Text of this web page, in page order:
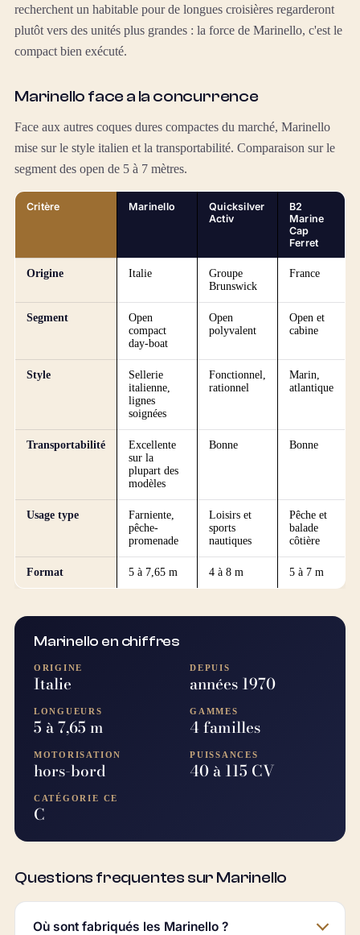
recherchent un habitable pour de longues croisières regarderont
plutôt vers des unités plus grandes : la force de Marinello, c'est le
compact bien exécuté.
Marinello face a la concurrence
Face aux autres coques dures compactes du marché, Marinello
mise sur le style italien et la transportabilité. Comparaison sur le
segment des open de 5 à 7 mètres.
Critère Marinello
Quicksilver
Activ
B2
Marine
Cap
Ferret
Origine Italie
Groupe
Brunswick
France
Segment
Open
compact
day-boat
Open
polyvalent
Open et
cabine
Style
Sellerie
italienne,
lignes
soignées
Fonctionnel,
rationnel
Marin,
atlantique
Transportabilité
Excellente
sur la
plupart des
modèles
Bonne Bonne
Usage type
Farniente,
pêche-
promenade
Loisirs et
sports
nautiques
Pêche et
balade
côtière
Format 5 à 7,65 m 4 à 8 m 5 à 7 m
Marinello en chiffres
ORIGINE
Italie
DEPUIS
années 1970
LONGUEURS
5 à 7,65 m
GAMMES
4 familles
MOTORISATION
hors-bord
PUISSANCES
40 à 115 CV
CATÉGORIE CE
C
Questions frequentes sur Marinello
Où sont fabriqués les Marinello ?